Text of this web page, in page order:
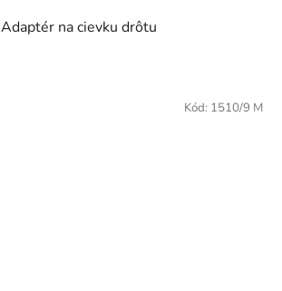
Adaptér na cievku drôtu
Kód: 1510/9 M